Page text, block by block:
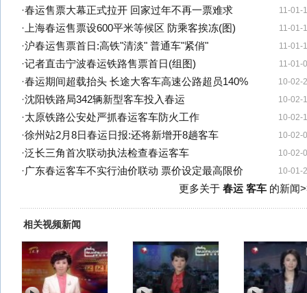
11-01-
·春运售票大幕正式拉开 回家过年不再一票难求
11-01-
· 上海春运售票设600平米等候区 防乘客挨冻(图)
11-01-
·沪春运售票首日:高铁"清淡" 普通车"紧俏"
11-01-
·记者直击宁波春运铁路售票首日(组图)
10-02-
·春运期间超载抬头 长途大客车高速公路超员140%
10-02-
·沈阳铁路局342辆新型客车投入春运
10-02-
·太原铁路公安处严抓春运客车防火工作
10-02-
·徐州站2月8日春运日报:还将新增开8趟客车
10-02-
·泛长三角首次联动执法检查春运客车
10-01-
·广东春运客车不实行油价联动 票价设定最高限价
更多关于 春运 客车的新闻
相关视频新闻